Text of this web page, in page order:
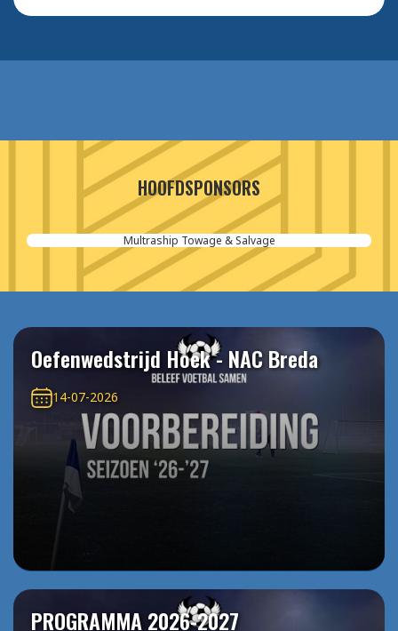
HOOFDSPONSORS
Multraship Towage & Salvage
Oefenwedstrijd Hoek - NAC Breda
14-07-2026
PROGRAMMA 2026-2027